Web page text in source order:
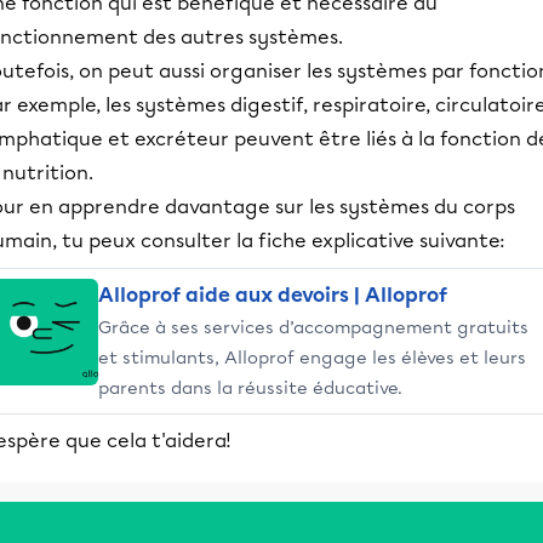
des autres systèmes.
on peut aussi organiser les systèmes par
exemple, les systèmes digestif, respiratoire,
et excréteur peuvent être liés à la fonction
nutrition.
en apprendre davantage sur les systèmes du corps
tu peux consulter la fiche explicative suivante:
Alloprof aide aux devoirs | Alloprof
Grâce à ses services d’accompagnement gratuits
et stimulants, Alloprof engage les élèves et leurs
parents dans la réussite éducative.
que cela t'aidera!